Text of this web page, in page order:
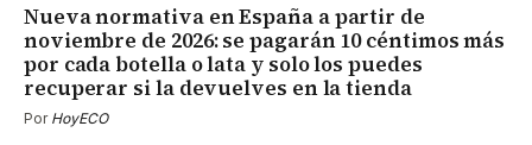
Nueva normativa en España a partir de
noviembre de 2026: se pagarán 10 céntimos más
por cada botella o lata y solo los puedes
recuperar si la devuelves en la tienda
Por HoyECO